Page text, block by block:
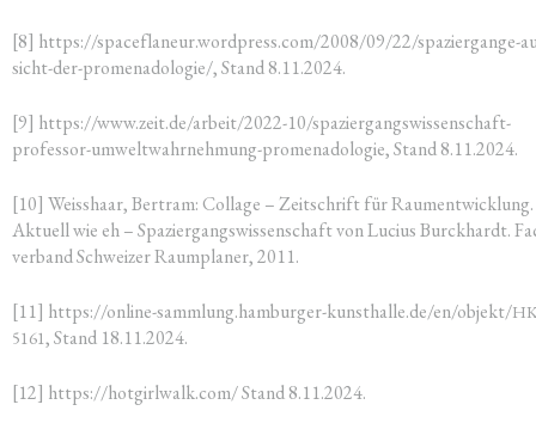
[8] https://spaceflaneur.wordpress.com/2008/09/22/spaziergange-
sicht-der-promenadologie/, Stand 8.11.2024.
[9] https://www.zeit.de/arbeit/2022-10/spaziergangswissenschaft-
professor-umweltwahrnehmung-promenadologie, Stand 8.11.2024.
[10] Weiss­haar, Bert­ram: Col­la­ge – Zeit­schrift für Raum­ent­wick­lung.
Aktu­ell wie eh – Spa­zier­gangs­wis­sen­schaft von Luci­us Bur­ck­hardt.
ver­band Schwei­zer Raum­pla­ner, 2011.
[11] https://online-sammlung.hamburger-kunsthalle.de/en/objekt/
5161, Stand 18.11.2024.
[12] https://hotgirlwalk.com/ Stand 8.11.2024.